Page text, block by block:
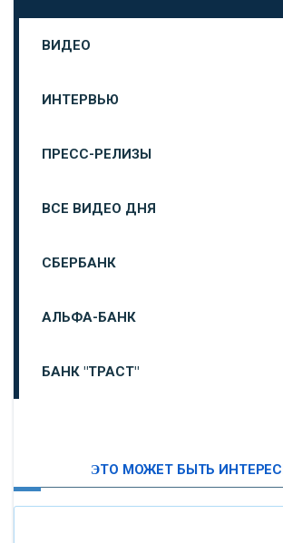
ВИДЕО
ИНТЕРВЬЮ
ПРЕСС-РЕЛИЗЫ
ВСЕ ВИДЕО ДНЯ
СБЕРБАНК
АЛЬФА-БАНК
БАНК "ТРАСТ"
ЭТО МОЖЕТ БЫТЬ